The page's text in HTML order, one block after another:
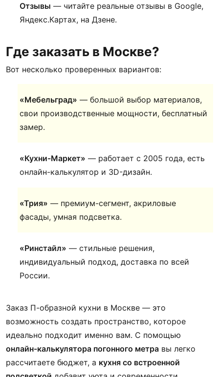
Отзывы — читайте реальные отзывы в Google,
Яндекс.Картах, на Дзене.
Где заказать в Москве?
Вот несколько проверенных вариантов:
«Мебельград» — большой выбор материалов,
свои производственные мощности, бесплатный
замер.
«Кухни-Маркет» — работает с 2005 года, есть
онлайн-калькулятор и 3D-дизайн.
«Трия» — премиум-сегмент, акриловые
фасады, умная подсветка.
«Ринстайл» — стильные решения,
индивидуальный подход, доставка по всей
России.
Заказ П-образной кухни в Москве — это
возможность создать пространство, которое
идеально подходит именно вам. С помощью
онлайн-калькулятора погонного метра вы легко
рассчитаете бюджет, а кухня со встроенной